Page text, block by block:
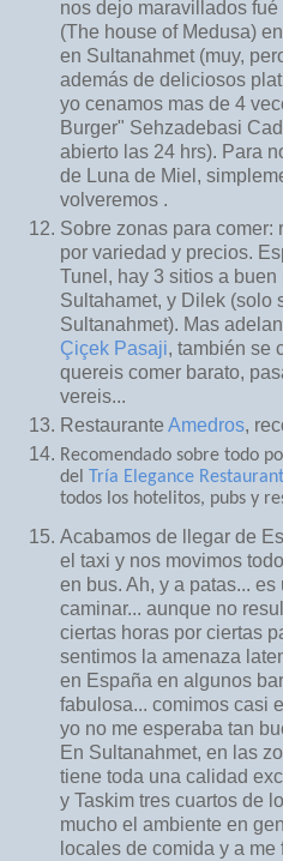
nos dejo maravillados fué
(The house of Medusa)
en Sultanahmet (muy,
además de deliciosos
yo cenamos mas de 4
Burger" Sehzadebasi
abierto las 24 hrs). Para
de Luna de Miel,
volveremos .
Sobre zonas para comer:
por variedad y precios.
Tunel, hay 3 sitios a buen
Sultahamet, y Dilek (solo
Sultanahmet). Mas
Çiçek Pasaji, también se
quereis comer barato,
vereis...
Restaurante Amedros,
Recomendado sobre todo
del
Tría Elegance Restaurant
todos los hotelitos, pubs y
Acabamos de llegar de
el taxi y nos movimos
en bus. Ah, y a patas...
caminar... aunque no
ciertas horas por ciertas
sentimos la amenaza
en España en algunos
fabulosa... comimos casi
yo no me esperaba tan
En Sultanahmet, en las
tiene toda una calidad
y Taskim tres cuartos de
mucho el ambiente en
locales de comida y a